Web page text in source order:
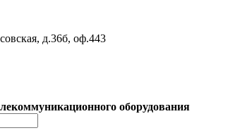
д.36б, оф.443
оборудования